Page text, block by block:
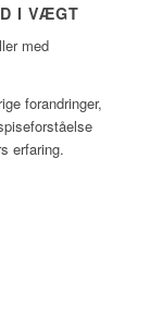
I VÆGT
med
forandringer,
erfaring.